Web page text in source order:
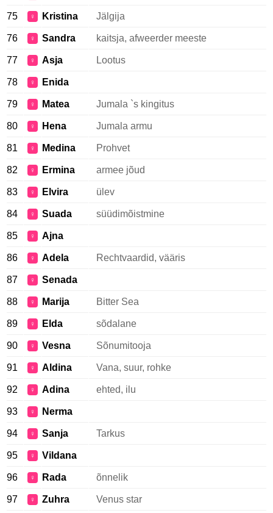
75 ♀ Kristina Jälgija
76 ♀ Sandra kaitsja, afweerder meeste
77 ♀ Asja Lootus
78 ♀ Enida
79 ♀ Matea Jumala `s kingitus
80 ♀ Hena Jumala armu
81 ♀ Medina Prohvet
82 ♀ Ermina armee jõud
83 ♀ Elvira ülev
84 ♀ Suada süüdimõistmine
85 ♀ Ajna
86 ♀ Adela Rechtvaardid, vääris
87 ♀ Senada
88 ♀ Marija Bitter Sea
89 ♀ Elda sõdalane
90 ♀ Vesna Sõnumitooja
91 ♀ Aldina Vana, suur, rohke
92 ♀ Adina ehted, ilu
93 ♀ Nerma
94 ♀ Sanja Tarkus
95 ♀ Vildana
96 ♀ Rada õnnelik
97 ♀ Zuhra Venus star